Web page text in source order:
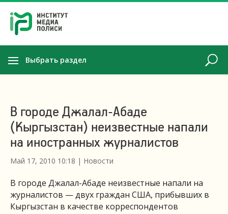
Выбрать раздел
В городе Джалал-Абаде
(Кыргызстан) неизвестные напали
на иностранных журналистов
Май 17, 2010 10:18 | Новости
В городе Джалал-Абаде неизвестные напали на
журналистов — двух граждан США, прибывших в
Кыргызстан в качестве корреспондентов